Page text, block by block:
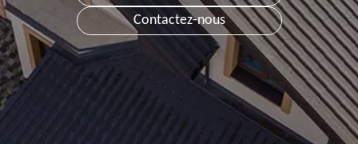
Contactez-nous